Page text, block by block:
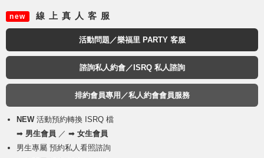
new 線 上 真 人 客 服
活動問題／樂福里 PARTY 客服
諮詢私人約會／ISRQ 私人諮詢
排約會員專用／私人約會會員服務
NEW活動預約轉換 ISRQ 檔
➡ 男生會員 ／ ➡ 女生會員
男生專屬 預約私人看照諮詢